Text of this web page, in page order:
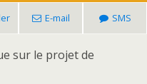
E-mail SMS
sur le projet de